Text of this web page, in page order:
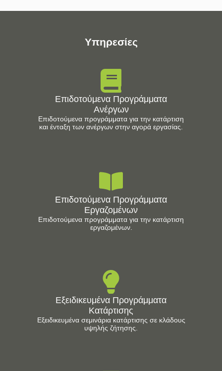
Επιδοτούμενα Προγράμματα
Ανέργων
Επιδοτούμενα προγράμματα για την κατάρτιση
και ένταξη των ανέργων στην αγορά εργασίας.
Επιδοτούμενα Προγράμματα
Εργαζομένων
Επιδοτούμενα προγράμματα για την κατάρτιση
εργαζομένων.
Εξειδικευμένα Προγράμματα
Κατάρτισης
Εξειδικευμένα σεμινάρια κατάρτισης σε κλάδους
υψηλής ζήτησης.
Υπηρεσίες